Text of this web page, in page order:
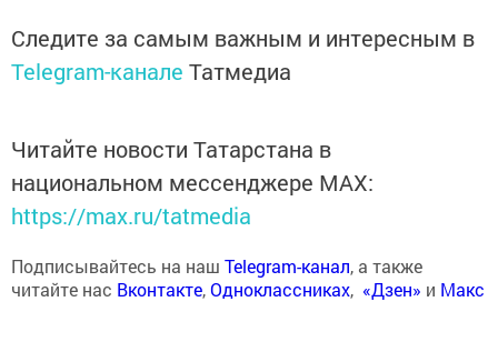
Следите за самым важным и интересным в
Telegram-канале Татмедиа
Читайте новости Татарстана в
национальном мессенджере MАХ:
https://max.ru/tatmedia
Подписывайтесь на наш Telegram-канал, а также
читайте нас Вконтакте,Одноклассниках, «Дзен» и Макс